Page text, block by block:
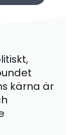
kärna är